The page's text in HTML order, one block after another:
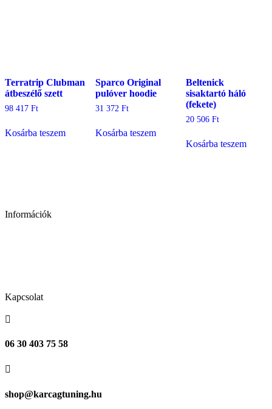
Terratrip Clubman
átbeszélő szett
98 417 Ft
Kosárba teszem
Sparco Original
pulóver hoodie
31 372Ft
Kosárba teszem
Beltenick
sisaktartó háló
(fekete)
20 506Ft
Kosárba teszem
Információk
Kapcsolat

06 30 403 75 58

shop@karcagtuning.hu